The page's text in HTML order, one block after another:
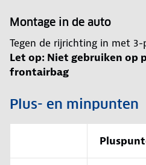
Montage in de auto
Tegen de rijrichting in met
Let op: Niet gebruiken op
frontairbag
Plus- en minpunten